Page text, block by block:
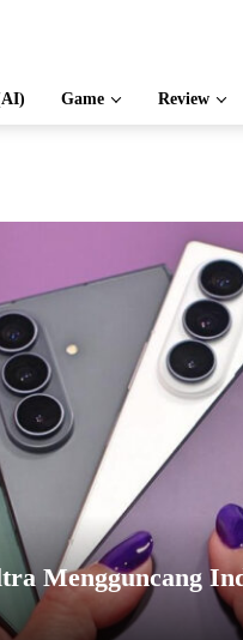
Game Review
Mengguncang